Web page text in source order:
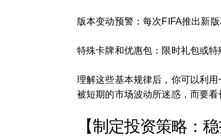
版本变动预警：每次FIFA推出新
特殊卡牌和优惠包：限时礼包或
理解这些基本规律后，你可以利
被短期的市场波动所迷惑，而要看
【制定投资策略：